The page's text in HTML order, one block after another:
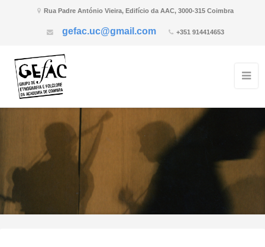
Rua Padre António Vieira, Edifício da AAC, 3000-315 Coimbra
gefac.uc@gmail.com +351 914414653